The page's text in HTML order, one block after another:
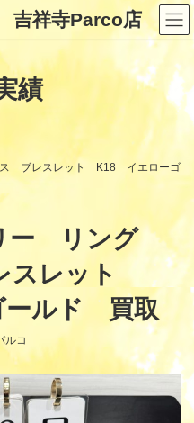
祥寺Parco店
績
ブレスレット K18 イエローゴ
ー リング
スレット
ルド 買取
ルコ